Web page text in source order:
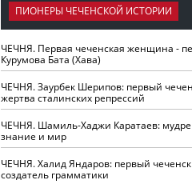
ПИОНЕРЫ ЧЕЧЕНСКОЙ ИСТОРИИ
ЧЕЧНЯ. Первая чеченская женщина -
Курумова Бата (Хава)
ЧЕЧНЯ. Заурбек Шерипов: первый
жертва сталинских репрессий
ЧЕЧНЯ. Шамиль-Хаджи Каратаев:
знание и мир
ЧЕЧНЯ. Халид Яндаров: первый
создатель грамматики